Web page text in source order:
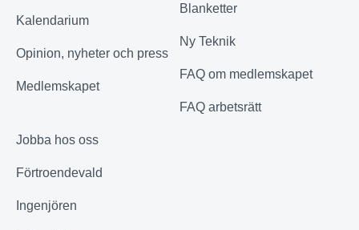
Kalendarium
Opinion, nyheter och press
Medlemskapet
Blanketter
Ny Teknik
FAQ om medlemskapet
FAQ arbetsrätt
Jobba hos oss
Förtroendevald
Ingenjören